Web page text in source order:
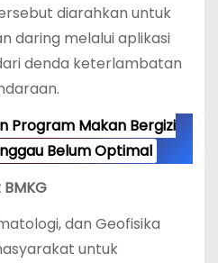
diarahkan untuk
daring melalui aplikasi
denda keterlambatan
Program Makan Bergizi
Belum Optimal
dan Geofisika
untuk